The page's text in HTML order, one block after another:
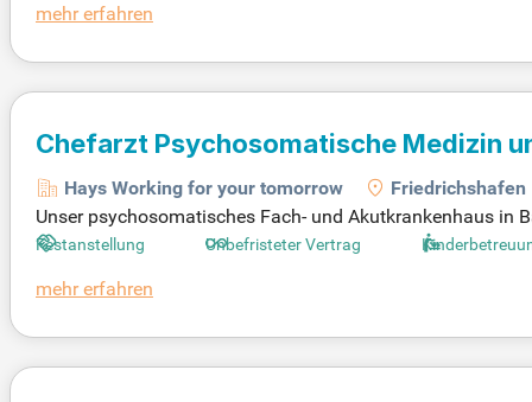
rn wir die individuelle Entwicklung jedes Kindes und
nder aktiv mit!
mehr erfahren
Chefarzt Psychosomatische Medizin
Hays Working for your tomorrow
Friedrichshafen
Unser psychosomatisches Fach- und Akutkrankenhaus in
at versicherte Patienten. Mit einem spezialisierten Fokus
tfallkapazitäten. Ein erfahrenes, interdisziplinäres Team
nd finden Sie Hilfe in einer stressfreien Atmosphäre.
Festanstellung Unbefristeter Vertrag
mehr erfahren